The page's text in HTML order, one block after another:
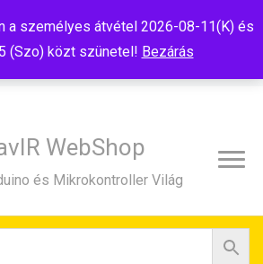
a személyes átvétel 2026-08-11(K) és
(Szo) közt szünetel! Bezárás
WebShop
és Mikrokontroller Világ